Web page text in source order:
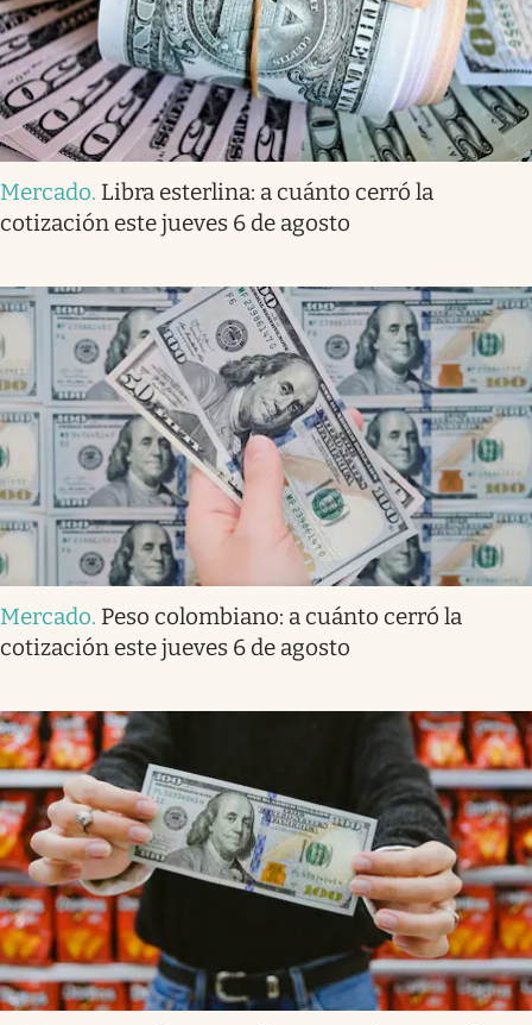
Mercado. Libra esterlina: a cuánto cerró la
cotización este jueves 6 de agosto
Mercado. Peso colombiano: a cuánto cerró la
cotización este jueves 6 de agosto